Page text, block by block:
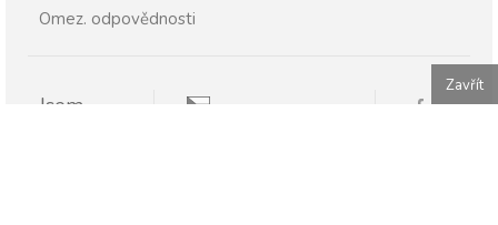
Omez. odpovědnosti
Jsem
Zavřít